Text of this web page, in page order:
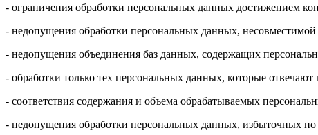
- ограничения обработки персональных данных достижением
- недопущения обработки персональных данных,
- недопущения объединения баз данных, содержащих
- обработки только тех персональных данных, которые отвечают
- соответствия содержания и объема обрабатываемых
- недопущения обработки персональных данных, избыточных